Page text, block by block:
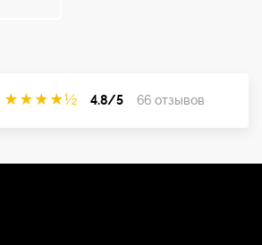
★ ★ ★ ★½ 4.8/5 66 отзывов